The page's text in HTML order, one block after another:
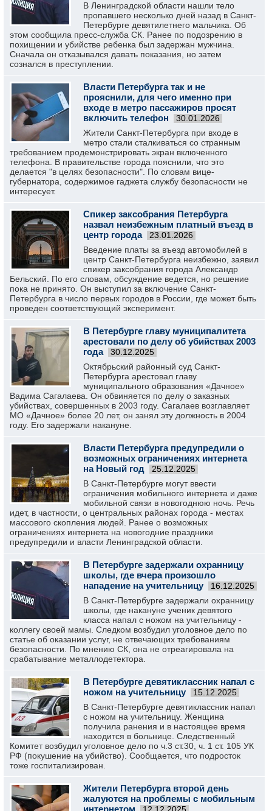
В Ленинградской области нашли тело
пропавшего несколько дней назад в Санкт-
Петербурге девятилетнего мальчика. Об
этом сообщила пресс-служба СК. Ранее по подозрению в
похищении и убийстве ребенка был задержан мужчина.
Сначала он отказывался давать показания, но затем
сознался в преступлении.
Власти Петербурга так и не
прояснили, для чего именно при
входе в метро пассажиров просят
включить телефон
30.01.2026
Жители Санкт-Петербурга при входе в
метро стали сталкиваться со странным
требованием продемонстрировать экран включенного
телефона. В правительстве города пояснили, что это
делается "в целях безопасности". По словам вице-
губернатора, содержимое гаджета службу безопасности не
интересует.
Спикер заксобрания Петербурга
назвал неизбежным платный въезд в
центр города
23.01.2026
Введение платы за въезд автомобилей в
центр Санкт-Петербурга неизбежно, заявил
спикер заксобрания города Александр
Бельский. По его словам, обсуждение ведется, но решение
пока не принято. Он выступил за включение Санкт-
Петербурга в число первых городов в России, где может быть
проведен соответствующий эксперимент.
В Петербурге главу муниципалитета
арестовали по делу об убийствах 2003
года
30.12.2025
Октябрьский районный суд Санкт-
Петербурга арестовал главу
муниципального образования «Дачное»
Вадима Сагалаева. Он обвиняется по делу о заказных
убийствах, совершенных в 2003 году. Сагалаев возглавляет
МО «Дачное» более 20 лет, он занял эту должность в 2004
году. Его задержали накануне.
Власти Петербурга предупредили о
возможных ограничениях интернета
на Новый год
25.12.2025
В Санкт-Петербурге могут ввести
ограничения мобильного интернета и даже
мобильной связи в новогоднюю ночь. Речь
идет, в частности, о центральных районах города - местах
массового скопления людей. Ранее о возможных
ограничениях интернета на новогодние праздники
предупредили и власти Ленинградской области.
В Петербурге задержали охранницу
школы, где вчера произошло
нападение на учительницу
16.12.2025
В Санкт-Петербурге задержали охранницу
школы, где накануне ученик девятого
класса напал с ножом на учительницу -
коллегу своей мамы. Следком возбудил уголовное дело по
статье об оказании услуг, не отвечающих требованиям
безопасности. По мнению СК, она не отреагировала на
срабатывание металлодетектора.
В Петербурге девятиклассник напал с
ножом на учительницу
15.12.2025
В Санкт-Петербурге девятиклассник напал
с ножом на учительницу. Женщина
получила ранения и в настоящее время
находится в больнице. Следственный
Комитет возбудил уголовное дело по ч.3 ст.30, ч. 1 ст. 105 УК
РФ (покушение на убийство). Сообщается, что подросток
тоже госпитализирован.
Жители Петербурга второй день
жалуются на проблемы с мобильным
интернетом